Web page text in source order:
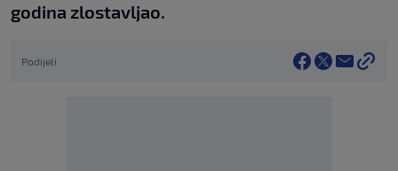
godina zlostavljao.
Podijeli